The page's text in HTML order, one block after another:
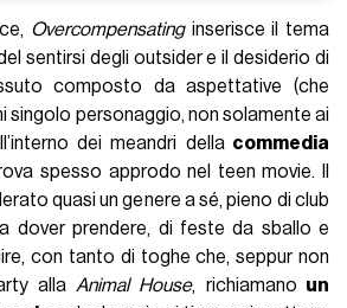
Overcompensatinginserisce il tema
sentirsi degli outsider e il desiderio di
composto da aspettative (che
singolo personaggio, non solamente ai
dei meandri dellacommedia
spesso approdo nel teen movie. Il
quasi un genere a sé, pieno di club
dover prendere, di feste da sballo e
con tanto di toghe che, seppur non
alla Animal House, richiamano un